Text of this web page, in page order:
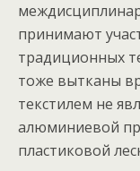
принимают
традиционных
тоже вытканы
текстилем не
алюминиевой
пластиковой